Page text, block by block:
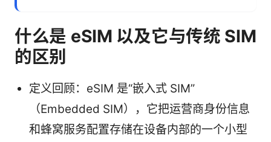
什么是 eSIM 以及它与传统 SIM
的区别
定义回顾：eSIM 是“嵌入式 SIM”
（Embedded SIM），它把运营商身份信息
和蜂窝服务配置存储在设备内部的一个小型